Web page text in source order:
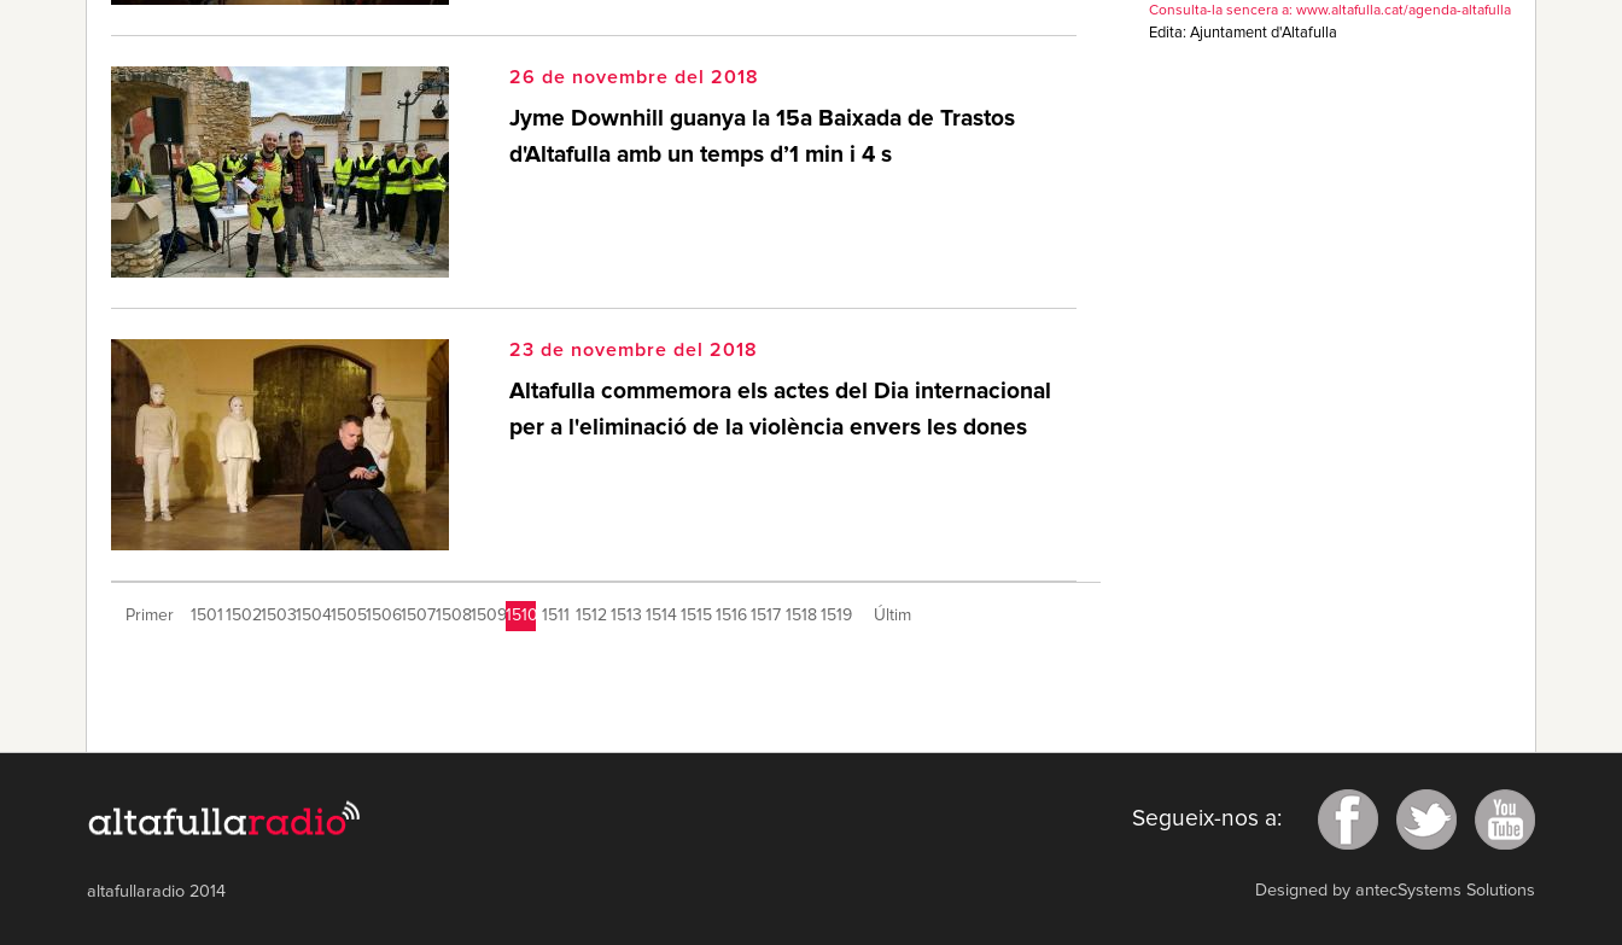
26 de novembre del 2018
Jyme Downhill guanya la 15a Baixada de Trastos
d'Altafulla amb un temps d’1 min i 4 s
23 de novembre del 2018
Altafulla commemora els actes del Dia internacional
per a l'eliminació de la violència envers les dones
Primer 1501 150215031504150515061507150815091510 1511 1512 1513 1514 1515 1516 1517 1518 1519 Últim
Consulta-la sencera a: www.altafulla.cat/agenda-altafulla
Edita: Ajuntament d'Altafulla
altafullaradio 2014
Segueix-nos a:
Designed by antecSystems Solutions